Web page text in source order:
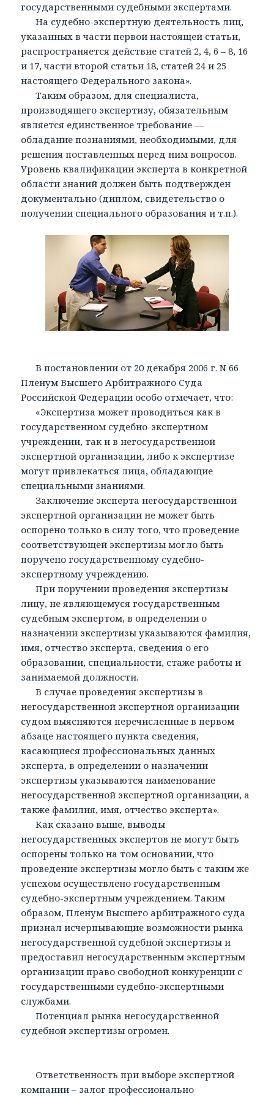
государственными судебными экспертами.
На судебно-экспертную деятельность лиц,
указанных в части первой настоящей статьи,
распространяется действие статей 2, 4, 6 – 8, 16
и 17, части второй статьи 18, статей 24 и 25
настоящего Федерального закона».
Таким образом, для специалиста,
производящего экспертизу, обязательным
является единственное требование —
обладание познаниями, необходимыми, для
решения поставленных перед ним вопросов.
Уровень квалификации эксперта в конкретной
области знаний должен быть подтвержден
документально (диплом, свидетельство о
получении специального образования и т.п.).
В постановлении от 20 декабря 2006 г. N 66
Пленум Высшего Арбитражного Суда
Российской Федерации особо отмечает, что:
«Экспертиза может проводиться как в
государственном судебно-экспертном
учреждении, так и в негосударственной
экспертной организации, либо к экспертизе
могут привлекаться лица, обладающие
специальными знаниями.
Заключение эксперта негосударственной
экспертной организации не может быть
оспорено только в силу того, что проведение
соответствующей экспертизы могло быть
поручено государственному судебно-
экспертному учреждению.
При поручении проведения экспертизы
лицу, не являющемуся государственным
судебным экспертом, в определении о
назначении экспертизы указываются фамилия,
имя, отчество эксперта, сведения о его
образовании, специальности, стаже работы и
занимаемой должности.
В случае проведения экспертизы в
негосударственной экспертной организации
судом выясняются перечисленные в первом
абзаце настоящего пункта сведения,
касающиеся профессиональных данных
эксперта, в определении о назначении
экспертизы указываются наименование
негосударственной экспертной организации, а
также фамилия, имя, отчество эксперта».
Как сказано выше, выводы
негосударственных экспертов не могут быть
оспорены только на том основании, что
проведение экспертизы могло быть с таким же
успехом осуществлено государственным
судебно-экспертным учреждением. Таким
образом, Пленум Высшего арбитражного суда
признал исчерпывающие возможности рынка
негосударственной судебной экспертизы и
предоставил негосударственным экспертным
организации право свободной конкуренции с
государственными судебно-экспертными
службами.
Потенциал рынка негосударственной
судебной экспертизы огромен.
Ответственность при выборе экспертной
компании – залог профессионально